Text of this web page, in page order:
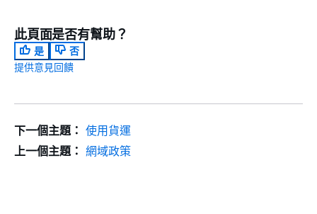
此頁面是否有幫助？
是
否
提供意見回饋
下一個主題： 使用貨運
上一個主題： 網域政策